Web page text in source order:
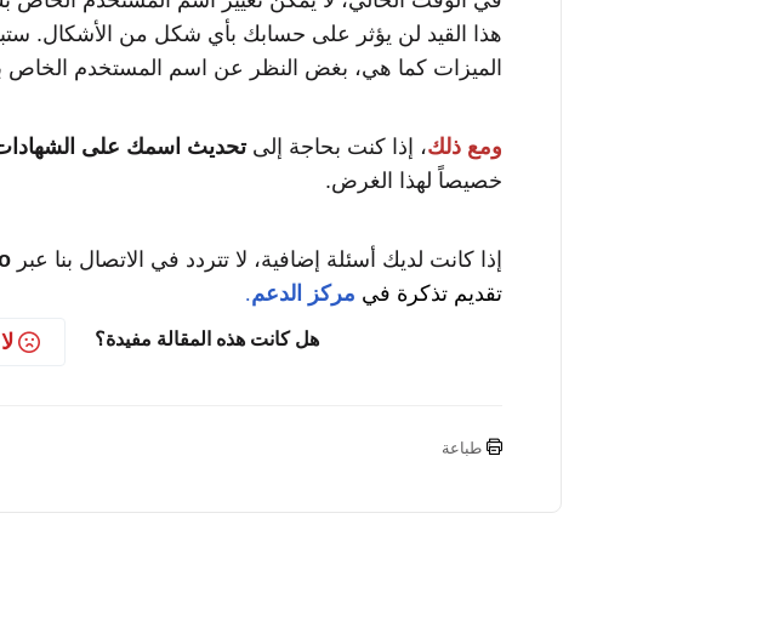
هذا القيد لن يؤثر على حسابك بأي شكل من الأشكال.
الميزات كما هي، بغض النظر عن اسم المستخدم الخاص
ومع ذلك، إذا كنت بحاجة إلىتحديث اسمك على
خصيصاً لهذا الغرض.
إذا كانت لديك أسئلة إضافية، لا تتردد في الاتصال بنا عبر
تقديم تذكرة في مركز الدعم.
هل كانت هذه المقالة مفيدة؟
لا
طباعة